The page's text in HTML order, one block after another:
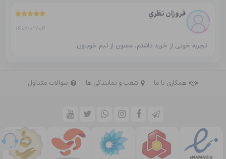
فروزان نظري
1405/02/04
تجربه خوبی از خرید داشتم، ممنون از تیم خوبتون.
همکاری با ما شعب و نمایندگی ها سوالات متداول